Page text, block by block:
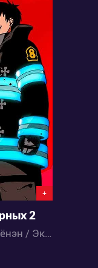
+
2
Аниме / Паранормальное / Сёнэн / Экшен